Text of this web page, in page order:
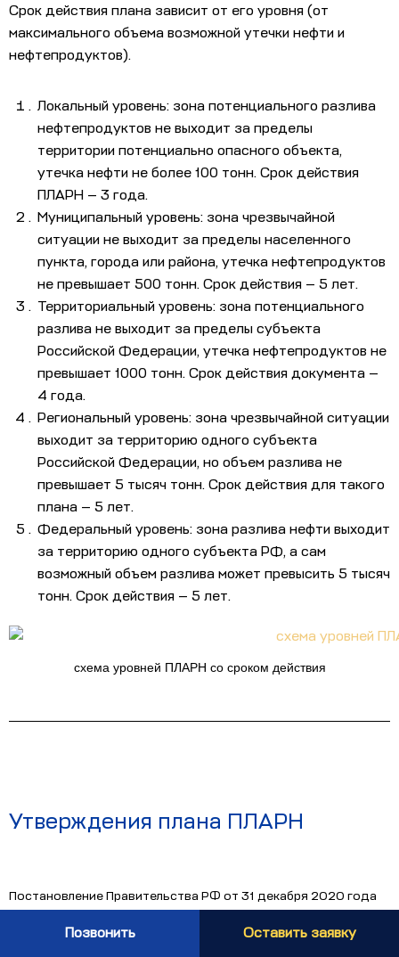
Срок действия плана зависит от его уровня (от
максимального объема возможной утечки нефти и
нефтепродуктов).
Локальный уровень: зона потенциального разлива
нефтепродуктов не выходит за пределы
территории потенциально опасного объекта,
утечка нефти не более 100 тонн. Срок действия
ПЛАРН — 3 года.
Муниципальный уровень: зона чрезвычайной
ситуации не выходит за пределы населенного
пункта, города или района, утечка нефтепродуктов
не превышает 500 тонн. Срок действия — 5 лет.
Территориальный уровень: зона потенциального
разлива не выходит за пределы субъекта
Российской Федерации, утечка нефтепродуктов не
превышает 1000 тонн. Срок действия документа —
4 года.
Региональный уровень: зона чрезвычайной ситуации
выходит за территорию одного субъекта
Российской Федерации, но объем разлива не
превышает 5 тысяч тонн. Срок действия для такого
плана — 5 лет.
Федеральный уровень: зона разлива нефти выходит
за территорию одного субъекта РФ, а сам
возможный объем разлива может превысить 5 тысяч
тонн. Срок действия — 5 лет.
схема уровней ПЛАРН со сроком действия
Утверждения плана ПЛАРН
Постановление Правительства РФ от 31 декабря 2020 года
плана ликвидации аварийных разливов нефти и
Позвонить Оставить заявку